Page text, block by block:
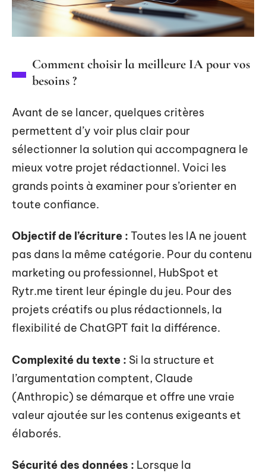
Comment choisir la meilleure IA pour vos
besoins ?
Avant de se lancer, quelques critères
permettent d’y voir plus clair pour
sélectionner la solution qui accompagnera le
mieux votre projet rédactionnel. Voici les
grands points à examiner pour s’orienter en
toute confiance.
Objectif de l’écriture : Toutes les IA ne jouent
pas dans la même catégorie. Pour du contenu
marketing ou professionnel, HubSpot et
Rytr.me tirent leur épingle du jeu. Pour des
projets créatifs ou plus rédactionnels, la
flexibilité de ChatGPT fait la différence.
Complexité du texte : Si la structure et
l’argumentation comptent, Claude
(Anthropic) se démarque et offre une vraie
valeur ajoutée sur les contenus exigeants et
élaborés.
Sécurité des données : Lorsque la